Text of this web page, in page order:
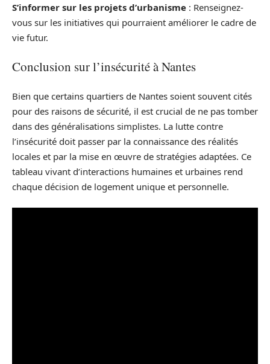
S’informer sur les projets d’urbanisme : Renseignez-
vous sur les initiatives qui pourraient améliorer le cadre de
vie futur.
Conclusion sur l’insécurité à Nantes
Bien que certains quartiers de Nantes soient souvent cités
pour des raisons de sécurité, il est crucial de ne pas tomber
dans des généralisations simplistes. La lutte contre
l’insécurité doit passer par la connaissance des réalités
locales et par la mise en œuvre de stratégies adaptées. Ce
tableau vivant d’interactions humaines et urbaines rend
chaque décision de logement unique et personnelle.